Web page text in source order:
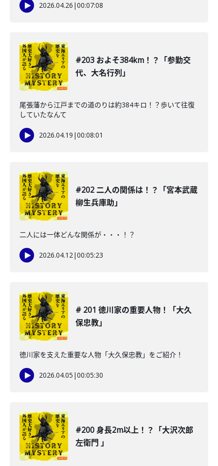
2026.04.26 |00:07:08
#203 およそ384km！？「参勤交
代、大名行列」
尾張藩から江戸までの道のりは約384キロ！？歩いて往復
していたなんて
2026.04.19 |00:08:01
#202 二人の関係は！？「宮本武蔵
柳生兵庫助」
二人には一体どんな関係が・・・！？
2026.04.12|00:05:23
# 201 徳川家の重要人物！「大久
保忠教」
徳川家を支えた重要な人物「大久保忠教」をご紹介！
2026.04.05 |00:05:30
#200 身長2m以上！？「大沢次郎
左衛門 」